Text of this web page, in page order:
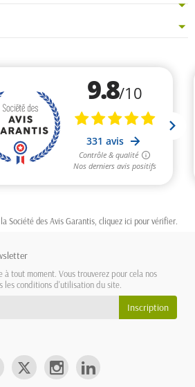
Société des Avis Garantis, cliquez ici pour vérifier
à tout moment. Vous trouverez pour cela nos
les conditions d'utilisation du site.